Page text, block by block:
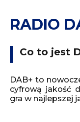
RADIO
Co to jest
DAB+ to
cyfrową jakość
gra w najlepszej